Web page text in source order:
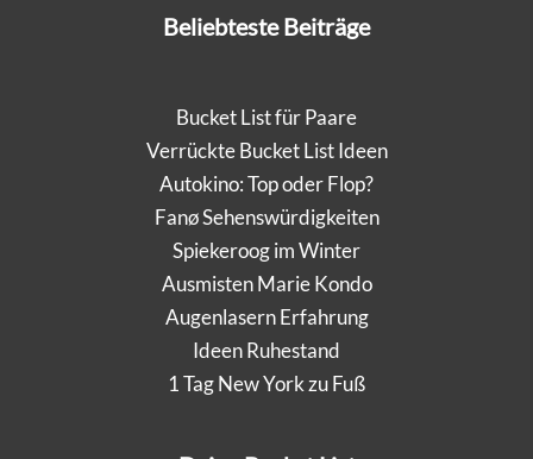
Beliebteste Beiträge
Bucket List für Paare
Verrückte Bucket List Ideen
Autokino: Top oder Flop?
Fanø Sehenswürdigkeiten
Spiekeroog im Winter
Ausmisten Marie Kondo
Augenlasern Erfahrung
Ideen Ruhestand
1 Tag New York zu Fuß